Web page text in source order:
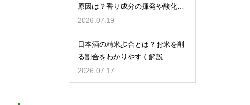
原因は？香り成分の揮発や酸化で
失われる理由を解説
2026.07.19
日本酒の精米歩合とは？お米を削
る割合をわかりやすく解説
2026.07.17